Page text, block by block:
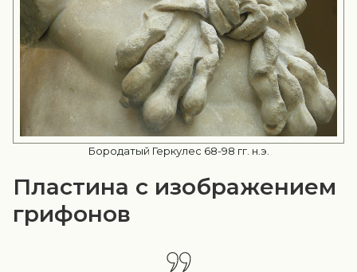
Бородатый Геркулес 68-98 гг. н.э.
Пластина с изображением
грифонов